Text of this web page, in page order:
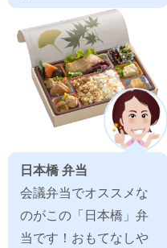
日本橋 弁当
会議弁当でオススメな
のがこの「日本橋」弁
当です！おもてなしや